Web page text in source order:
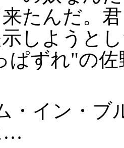
たんだ。
しようと
ぱずれ"の
・イン・ブ
…